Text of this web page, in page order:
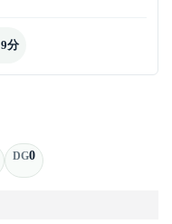
9分
DG0